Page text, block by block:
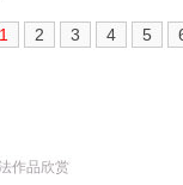
1 2 3 4 5
作品欣赏